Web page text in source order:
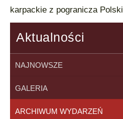
karpackie z pogranicza
Aktualności
NAJNOWSZE
GALERIA
ARCHIWUM WYDARZEŃ